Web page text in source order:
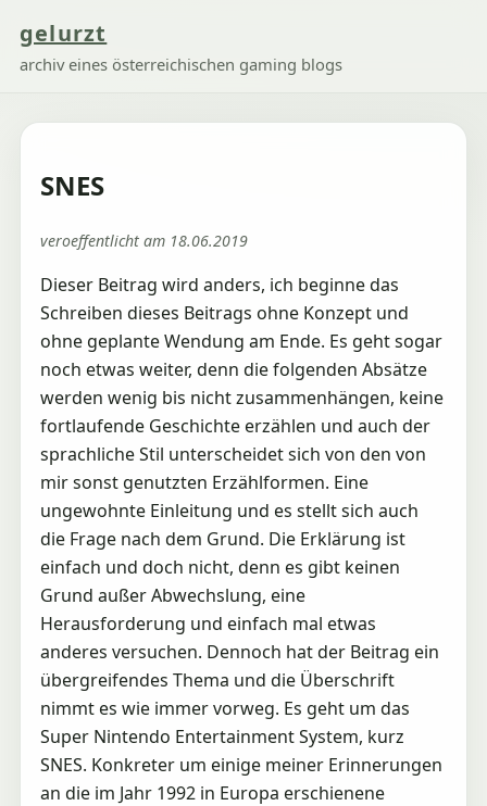
gelurzt
archiv eines österreichischen gaming blogs
SNES
veroeffentlicht am 18.06.2019
Dieser Beitrag wird anders, ich beginne das
Schreiben dieses Beitrags ohne Konzept und
ohne geplante Wendung am Ende. Es geht sogar
noch etwas weiter, denn die folgenden Absätze
werden wenig bis nicht zusammenhängen, keine
fortlaufende Geschichte erzählen und auch der
sprachliche Stil unterscheidet sich von den von
mir sonst genutzten Erzählformen. Eine
ungewohnte Einleitung und es stellt sich auch
die Frage nach dem Grund. Die Erklärung ist
einfach und doch nicht, denn es gibt keinen
Grund außer Abwechslung, eine
Herausforderung und einfach mal etwas
anderes versuchen. Dennoch hat der Beitrag ein
übergreifendes Thema und die Überschrift
nimmt es wie immer vorweg. Es geht um das
Super Nintendo Entertainment System, kurz
SNES. Konkreter um einige meiner Erinnerungen
an die im Jahr 1992 in Europa erschienene